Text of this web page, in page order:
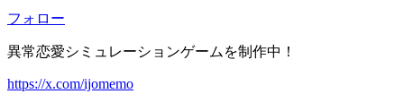
フォロー
異常恋愛シミュレーションゲームを制作中！
https://x.com/ijomemo